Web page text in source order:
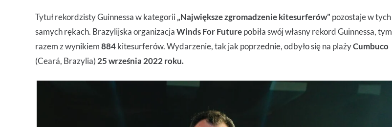
Tytuł rekordzisty Guinnessa w kategorii„Największe zgromadzenie kitesurferów” pozostaje w tych
samych rękach. Brazylijska organizacjaWinds For Futurepobiła swój własny rekord Guinnessa, tym
razem z wynikiem884kitesurferów. Wydarzenie, tak jak poprzednie, odbyło się na plażyCumbuco
(Ceará, Brazylia) 25 września 2022 roku.